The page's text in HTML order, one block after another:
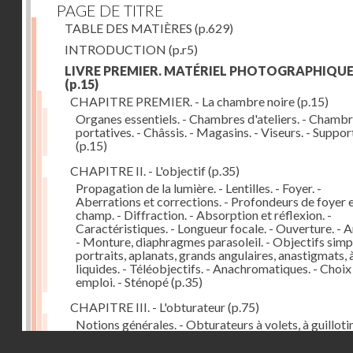
PAGE DE TITRE
TABLE DES MATIÈRES (p.629)
INTRODUCTION (p.r5)
LIVRE PREMIER. MATÉRIEL PHOTOGRAPHIQUE
(p.15)
CHAPITRE PREMIER. - La chambre noire(p.15)
Organes essentiels. - Chambres d'ateliers. -
portatives. - Châssis. - Magasins. - Viseurs. -
(p.15)
CHAPITRE II. - L'objectif(p.35)
Propagation de la lumière. - Lentilles. - Foyer. -
Aberrations et corrections. - Profondeurs de foyer
champ. - Diffraction. - Absorption et réflexion. -
Caractéristiques. - Longueur focale. - Ouverture. -
- Monture, diaphragmes parasoleil. - Objectifs
portraits, aplanats, grands angulaires, anastigmats,
liquides. - Téléobjectifs. - Anachromatiques. -
emploi. - Sténopé(p.35)
CHAPITRE III. - L'obturateur(p.75)
Notions générales. - Obturateurs à volets, à